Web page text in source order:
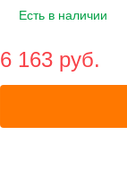
Есть в наличии
6 163 pуб.